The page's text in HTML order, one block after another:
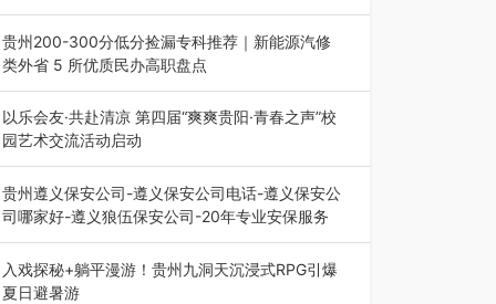
2026年7月31日，喜百年装饰“一口价·超极放心
装”新品发布会在贵阳隆重举行。…
贵州200-300分低分捡漏专科推荐｜新能源汽修
类外省 5 所优质民办高职盘点
在贵州省高考志愿填报体系中，200至300分数段
考生可选择的省内工科、新能源汽车…
以乐会友·共赴清凉 第四届“爽爽贵阳·青春之声”校
园艺术交流活动启动
七月的贵阳，清风送爽，第四届“爽爽贵阳·青春之
声”校园管弦乐（合唱）艺术交流活动…
贵州遵义保安公司-遵义保安公司电话-遵义保安公
司哪家好-遵义狼伍保安公司-20年专业安保服务
在遵义，不管是企业园区运营、小区物业管理、建
筑工地施工、商业商场经营，还是举办各…
入戏探秘+躺平漫游！贵州九洞天沉浸式RPG引爆
夏日避暑游